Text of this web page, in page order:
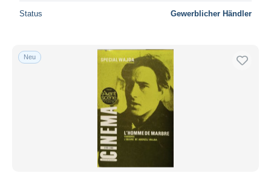
Status Gewerblicher Händler
Neu